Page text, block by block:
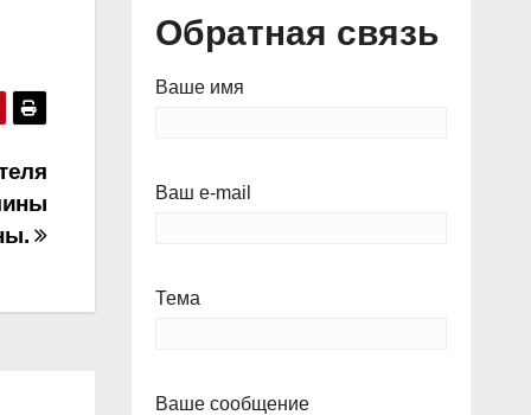
Обратная связь
Ваше имя
Ваш e-mail
Тема
Ваше сообщение